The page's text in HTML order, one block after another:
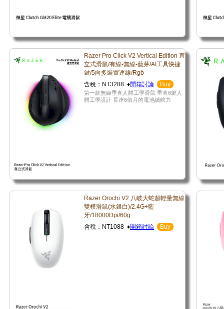
Razer Pro Click V2 Vertical Edition 直
立式滑鼠/有線-無線-藍芽/AI工具快捷
鍵/5向多裝置連線/Rgb
含稅：NT3288 ♦開箱討論 Buy
第一款無線垂直人體工學滑鼠 垂直6鍵人
體工學設計 長達6個月的電池續航力
Razer Orochi V2 八岐大蛇超輕量無線
雙模滑鼠(水銀白)/2.4G+藍
牙/18000Dpi/60g
含稅：NT1088 ♦開箱討論 Buy